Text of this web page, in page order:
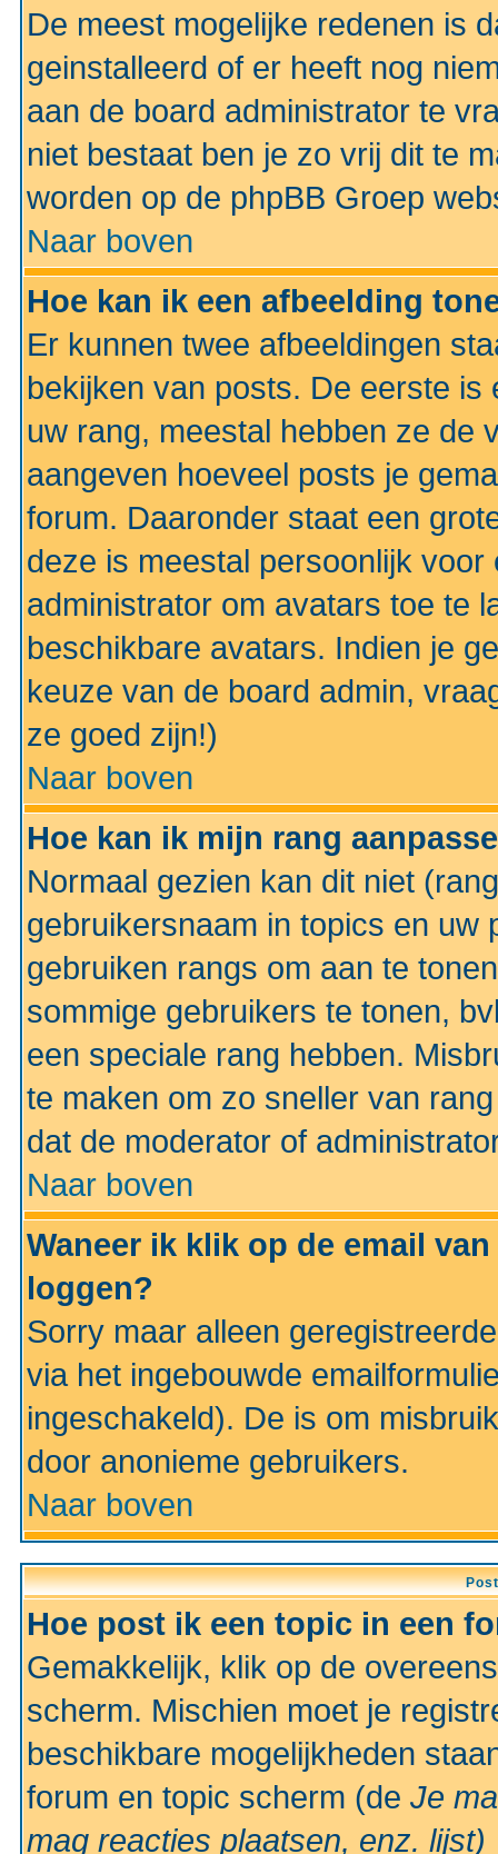
De meest mogelijke redenen is
geinstalleerd of er heeft nog
aan de board administrator te
niet bestaat ben je zo vrij dit te
worden op de phpBB Groep
Naar boven
Hoe kan ik een afbeelding
Er kunnen twee afbeeldingen
bekijken van posts. De eerste
uw rang, meestal hebben ze de
aangeven hoeveel posts je
forum. Daaronder staat een
deze is meestal persoonlijk
administrator om avatars toe te
beschikbare avatars. Indien je
keuze van de board admin,
ze goed zijn!)
Naar boven
Hoe kan ik mijn rang
Normaal gezien kan dit niet
gebruikersnaam in topics en uw
gebruiken rangs om aan te
sommige gebruikers te tonen,
een speciale rang hebben.
te maken om zo sneller van
dat de moderator of
Naar boven
Waneer ik klik op de email
loggen?
Sorry maar alleen
via het ingebouwde
ingeschakeld). De is om
door anonieme gebruikers.
Naar boven
Hoe post ik een topic in een
Gemakkelijk, klik op de
scherm. Mischien moet je
beschikbare mogelijkheden
forum en topic scherm (de Je
mag reacties plaatsen, enz. lijst)